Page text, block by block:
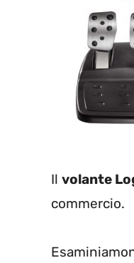
Il volante
commercio.